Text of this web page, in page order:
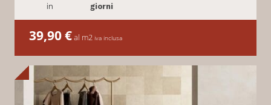
in
giorni
39,90€al m2 iva inclusa